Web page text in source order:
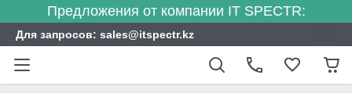
Предложения от компании IT SPECTR:
Для запросов: sales@itspectr.kz